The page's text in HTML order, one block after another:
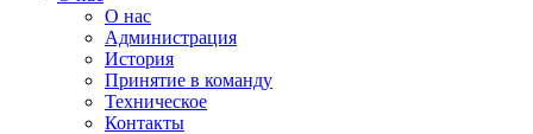
О нас
Администрация
История
Принятие в команду
Техническое
Контакты